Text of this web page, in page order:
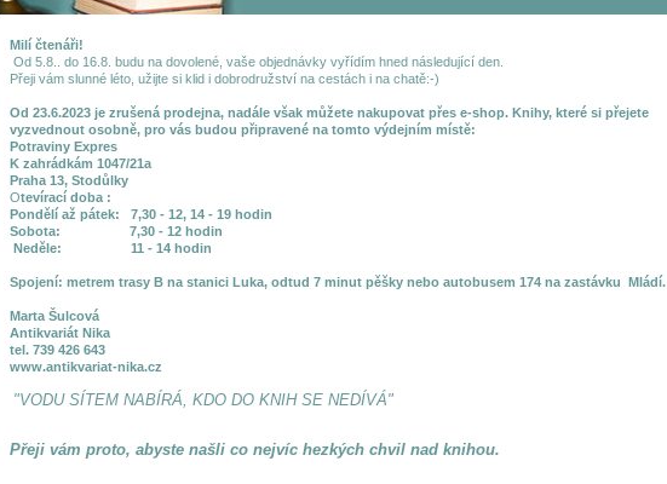
Milí čtenáři!
Od 5.8.. do 16.8. budu na dovolené, vaše objednávky vyřídím hned následující den.
Přeji vám slunné léto, užijte si klid i dobrodružství na cestách i na chatě:-)
Od 23.6.2023 je zrušená prodejna, nadále však můžete nakupovat přes e-shop. Knihy, které si přejete
vyzvednout osobně, pro vás budou připravené na tomto výdejním místě:
Potraviny Expres
K zahrádkám 1047/21a
Praha 13, Stodůlky
Otevírací doba :
Pondělí až pátek: 7,30 - 12, 14 - 19 hodin
Sobota: 7,30 - 12 hodin
Neděle: 11 - 14 hodin
Spojení: metrem trasy B na stanici Luka, odtud 7 minut pěšky nebo autobusem 174 na zastávku Mládí.
Marta Šulcová
Antikvariát Nika
tel. 739 426 643
www.antikvariat-nika.cz
"VODU SÍTEM NABÍRÁ, KDO DO KNIH SE NEDÍVÁ"
Přeji vám proto, abyste našli co nejvíc hezkých chvil nad knihou.